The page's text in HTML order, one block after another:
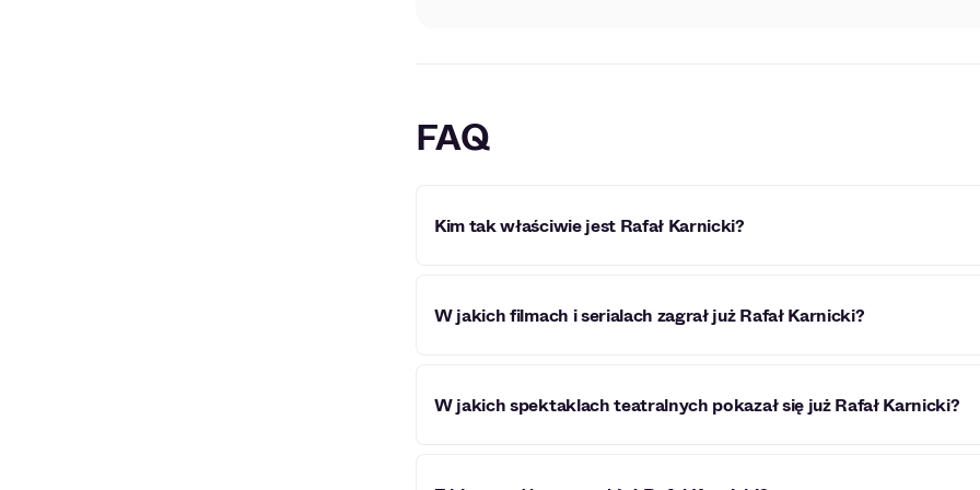
FAQ
Kim tak właściwie jest Rafał Karnicki?
Warszawie oraz Teatrem/Kabaretem Pożar w Burdelu w
W jakich filmach i serialach zagrał już Rafał Karnicki?
Wisły”.
W jakich spektaklach teatralnych pokazał się już Rafał Karnicki?